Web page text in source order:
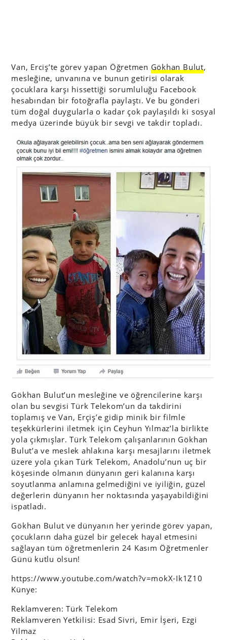
Van, Erciş’te görev yapan Öğretmen Gökhan Bulut,
mesleğine, unvanına ve bunun getirisi olarak
çocuklara karşı hissettiği sorumluluğu Facebook
hesabından bir fotoğrafla paylaştı. Ve bu gönderi
tüm doğal duygularla o kadar çok paylaşıldı ki sosyal
medya üzerinde büyük bir sevgi ve takdir topladı.
Gökhan Bulut’un mesleğine ve öğrencilerine karşı
olan bu sevgisi Türk Telekom’un da takdirini
toplamış ve Van, Erçiş’e gidip minik bir filmle
teşekkürlerini iletmek için Ceyhun Yılmaz’la birlikte
yola çıkmışlar. Türk Telekom çalışanlarının Gökhan
Bulut’a ve meslek ahlakına karşı mesajlarını iletmek
üzere yola çıkan Türk Telekom, Anadolu’nun uç bir
köşesinde olmanın dünyanın geri kalanına karşı
soyutlanma anlamına gelmediğini ve iyiliğin, güzel
değerlerin dünyanın her noktasında yaşayabildiğini
ispatladı.
Gökhan Bulut ve dünyanın her yerinde görev yapan,
çocukların daha güzel bir gelecek hayal etmesini
sağlayan tüm öğretmenlerin 24 Kasım Öğretmenler
Günü kutlu olsun!
https://www.youtube.com/watch?v=mokX-Ik1Z10
Künye:
Reklamveren: Türk Telekom
Reklamveren Yetkilisi: Esad Sivri, Emir İşeri, Ezgi
Yilmaz